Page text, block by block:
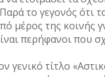
το γεγονός ότι
µέρος της
περήφανοι που
γενικό τίτλο